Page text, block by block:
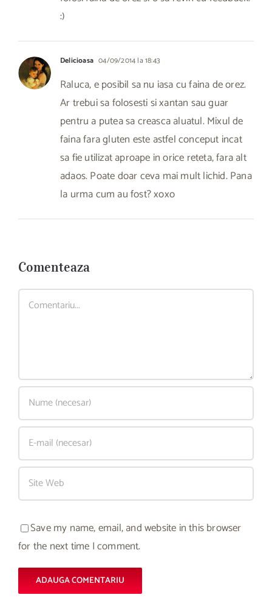
:)
Delicioasa 04/09/2014 la 18:43
Raluca, e posibil sa nu iasa cu faina de orez.
Ar trebui sa folosesti si xantan sau guar
pentru a putea sa creasca aluatul. Mixul de
faina fara gluten este astfel conceput incat
sa fie utilizat aproape in orice reteta, fara alt
adaos. Poate doar ceva mai mult lichid. Pana
la urma cum au fost? xoxo
Comenteaza
Save my name, email, and website in this browser
for the next time I comment.